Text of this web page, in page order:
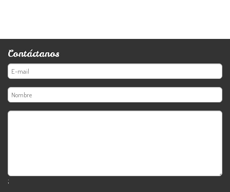
Contáctanos
;